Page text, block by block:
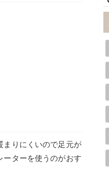
まりにくいので足元が
ーターを使うのがおす